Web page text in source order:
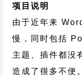
项目说明
由于近年来
慢，同时包括
主题、插件都没
造成了很多不便。